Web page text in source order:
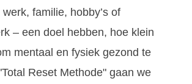
familie, hobby’s of
– een doel hebben, hoe klein
mentaal en fysiek gezond te
Reset Methode" gaan we